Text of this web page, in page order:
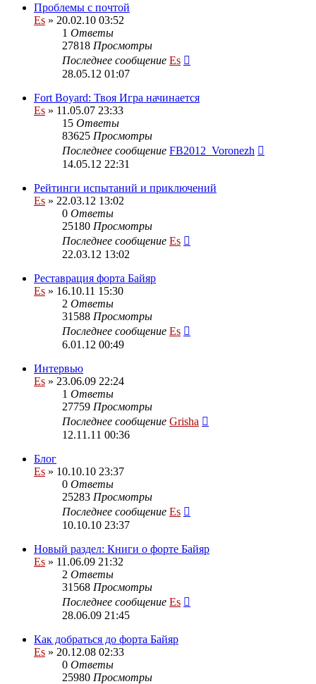
Проблемы с почтой
Es » 20.02.10 03:52
1 Ответы
27818 Просмотры
Последнее сообщение Es
28.05.12 01:07
Fort Boyard: Твоя Игра начинается
Es » 11.05.07 23:33
15 Ответы
83625 Просмотры
Последнее сообщение FB2012_Voronezh
14.05.12 22:31
Рейтинги испытаний и приключений
Es » 22.03.12 13:02
0 Ответы
25180 Просмотры
Последнее сообщение Es
22.03.12 13:02
Реставрация форта Байяр
Es » 16.10.11 15:30
2 Ответы
31588 Просмотры
Последнее сообщение Es
6.01.12 00:49
Интервью
Es » 23.06.09 22:24
1 Ответы
27759 Просмотры
Последнее сообщение Grisha
12.11.11 00:36
Блог
Es » 10.10.10 23:37
0 Ответы
25283 Просмотры
Последнее сообщение Es
10.10.10 23:37
Новый раздел: Книги о форте Байяр
Es » 11.06.09 21:32
2 Ответы
31568 Просмотры
Последнее сообщение Es
28.06.09 21:45
Как добраться до форта Байяр
Es » 20.12.08 02:33
0 Ответы
25980 Просмотры